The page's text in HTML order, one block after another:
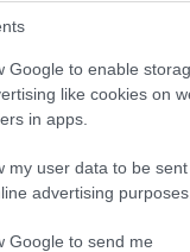
Google to enable
like cookies on
in apps.
my user data to be
advertising purposes.
Google to send me